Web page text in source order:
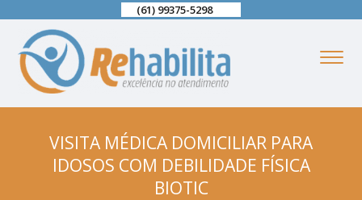
(61) 99375-5298
VISITA MÉDICA DOMICILIAR PARA
IDOSOS COM DEBILIDADE FÍSICA
BIOTIC